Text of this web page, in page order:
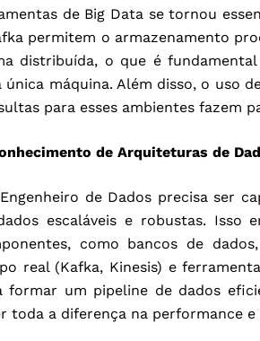
de Big Data se tornou
permitem o armazenamento
distribuída, o que é
única máquina. Além disso, o uso
para esses ambientes fazem
de Arquiteturas de
de Dados precisa ser
escaláveis e robustas. Isso
como bancos de
real (Kafka, Kinesis) e
formar um pipeline de dados
toda a diferença na performance